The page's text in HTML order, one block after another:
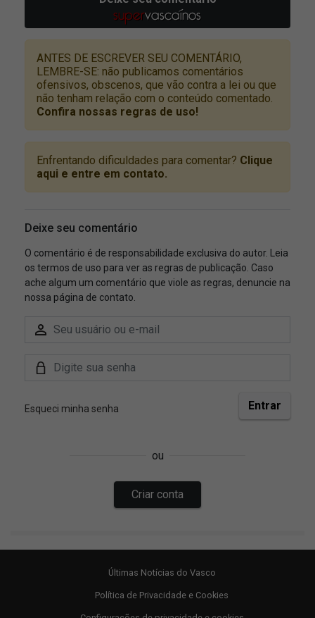
Últimas Notícias do Vasco
Política de Privacidade e Cookies